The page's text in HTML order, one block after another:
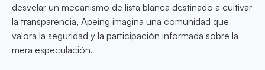
desvelar un mecanismo de lista blanca destinado a cultivar
la transparencia, Apeing imagina una comunidad que
valora la seguridad y la participación informada sobre la
mera especulación.